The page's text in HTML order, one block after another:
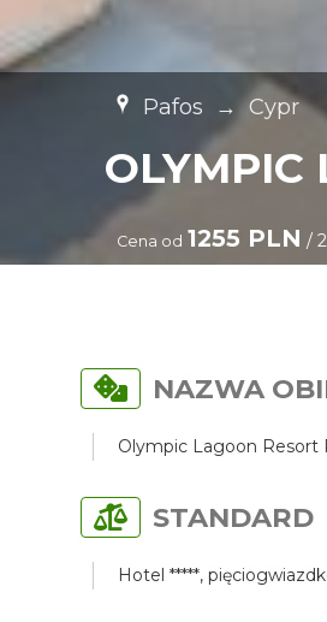
Pafos → Cypr
OLYMPIC
Cena od 1255 PLN /
NAZWA
Olympic Lagoon Resort
STANDARD
Hotel *****,